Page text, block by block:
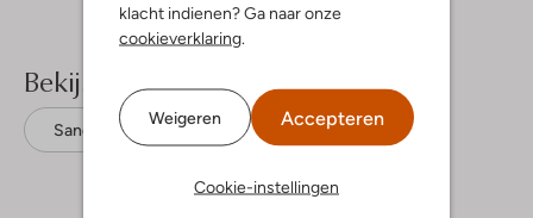
klacht indienen? Ga naar onze
cookieverklaring.
Weigeren Accepteren
Cookie-instellingen
Bekijk meer
Sandalen Inuovo Leer